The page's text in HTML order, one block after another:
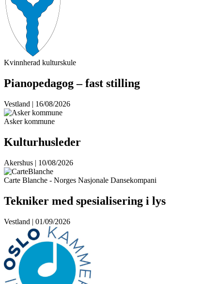
Kvinnherad kulturskule
Pianopedagog – fast stilling
Vestland | 16/08/2026
Asker kommune
Kulturhusleder
Akershus | 10/08/2026
Carte Blanche - Norges Nasjonale Dansekompani
Tekniker med spesialisering i lys
Vestland | 01/09/2026